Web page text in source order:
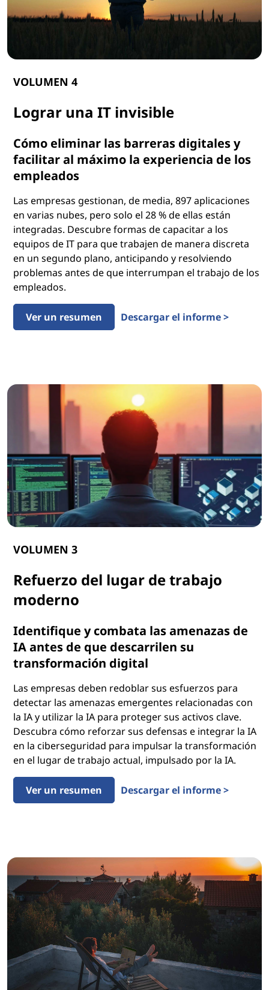
e
e
VOLUMEN 4
Lograr una IT invisible
Cómo eliminar las barreras digitales y
facilitar al máximo la experiencia de los
empleados
Las empresas gestionan, de media, 897 aplicaciones
en varias nubes, pero solo el 28 % de ellas están
integradas. Descubre formas de capacitar a los
equipos de IT para que trabajen de manera discreta
en un segundo plano, anticipando y resolviendo
problemas antes de que interrumpan el trabajo de los
empleados.
Ver un resumen Descargar el informe >
VOLUMEN 3
Refuerzo del lugar de trabajo
moderno
Identifique y combata las amenazas de
IA antes de que descarrilen su
transformación digital
Las empresas deben redoblar sus esfuerzos para
detectar las amenazas emergentes relacionadas con
la IA y utilizar la IA para proteger sus activos clave.
Descubra cómo reforzar sus defensas e integrar la IA
en la ciberseguridad para impulsar la transformación
en el lugar de trabajo actual, impulsado por la IA.
Ver un resumen Descargar el informe >